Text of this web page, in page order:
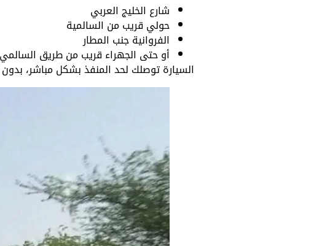
شارع الخليج العربي
حولي قريب من السالمية
الفروانية جنب المطار
أو حتى الجهراء قريب من طريق السالمي
السيارة توصلك لحد المنفذ بشكل مباشر، بدون